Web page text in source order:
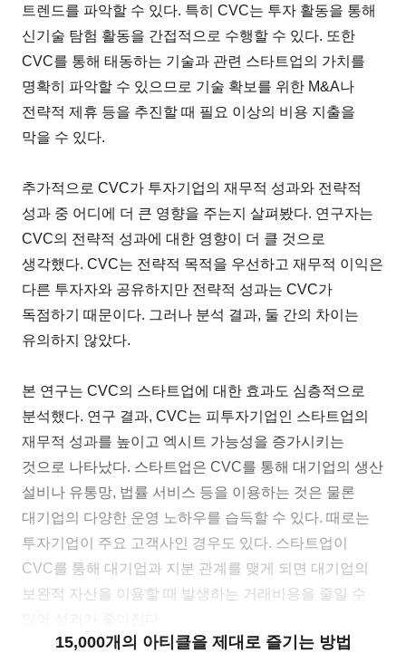
트렌드를 파악할 수 있다. 특히 CVC는 투자 활동을 통해
신기술 탐험 활동을 간접적으로 수행할 수 있다. 또한
CVC를 통해 태동하는 기술과 관련 스타트업의 가치를
명확히 파악할 수 있으므로 기술 확보를 위한 M&A나
전략적 제휴 등을 추진할 때 필요 이상의 비용 지출을
막을 수 있다.
추가적으로 CVC가 투자기업의 재무적 성과와 전략적
성과 중 어디에 더 큰 영향을 주는지 살펴봤다. 연구자는
CVC의 전략적 성과에 대한 영향이 더 클 것으로
생각했다. CVC는 전략적 목적을 우선하고 재무적 이익은
다른 투자자와 공유하지만 전략적 성과는 CVC가
독점하기 때문이다. 그러나 분석 결과, 둘 간의 차이는
유의하지 않았다.
본 연구는 CVC의 스타트업에 대한 효과도 심층적으로
분석했다. 연구 결과, CVC는 피투자기업인 스타트업의
재무적 성과를 높이고 엑시트 가능성을 증가시키는
것으로 나타났다. 스타트업은 CVC를 통해 대기업의 생산
설비나 유통망, 법률 서비스 등을 이용하는 것은 물론
대기업의 다양한 운영 노하우를 습득할 수 있다. 때로는
투자기업이 주요 고객사인 경우도 있다. 스타트업이
CVC를 통해 대기업과 지분 관계를 맺게 되면 대기업의
보완적 자산을 이용할 때 발생하는 거래비용을 줄일 수
15,000개의 아티클을 제대로 즐기는 방법